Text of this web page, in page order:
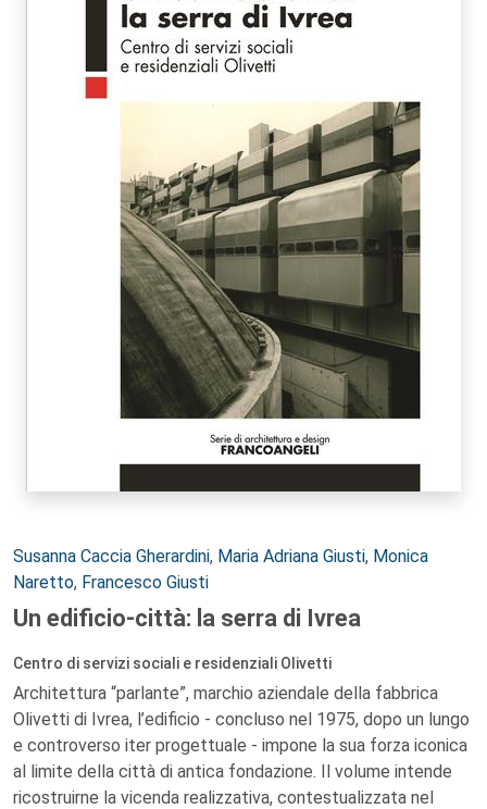
Autori:
Susanna Caccia Gherardini, Maria Adriana Giusti, Monica
Naretto, Francesco Giusti
Un edificio-città: la serra di Ivrea
Centro di servizi sociali e residenziali Olivetti
Architettura “parlante”, marchio aziendale della fabbrica
Olivetti di Ivrea, l’edificio - concluso nel 1975, dopo un lungo
e controverso iter progettuale - impone la sua forza iconica
al limite della città di antica fondazione. Il volume intende
ricostruirne la vicenda realizzativa, contestualizzata nel